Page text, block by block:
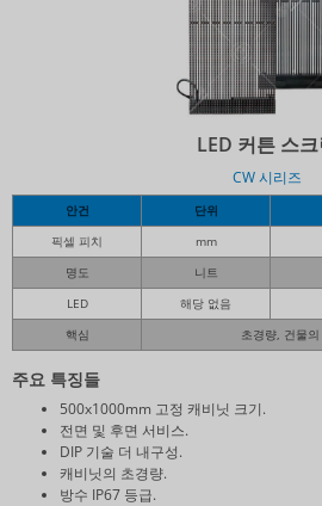
LED 커튼 스크
CW 시리즈
안건 단위
픽셀 피치
mm
명도
니트
LED
해당 없음
핵심
초경량, 건물
주요 특징들
500x1000mm 고정 캐비닛 크기.
전면 및 후면 서비스.
DIP 기술 더 내구성.
캐비닛의 초경량.
방수 IP67 등급.